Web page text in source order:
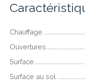
Chauffage
Ouvertures
Surface
Surface au sol